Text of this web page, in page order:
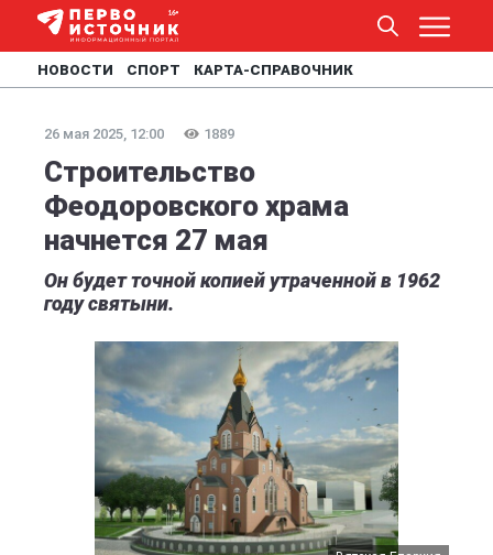
НОВОСТИ СПОРТ КАРТА-СПРАВОЧНИК
26 мая 2025, 12:00 1889
Строительство
Феодоровского храма
начнется 27 мая
Он будет точной копией утраченной в 1962
году святыни.